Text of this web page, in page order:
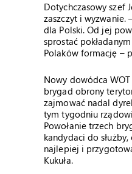
Dotychczasowy szef
zaszczyt i wyzwanie.
dla Polski. Od jej
sprostać
Polaków formację –
Nowy dowódca
brygad obrony
zajmować nadal
tym tygodniu
Powołanie trzech
kandydaci do
najlepiej i
Kukuła.